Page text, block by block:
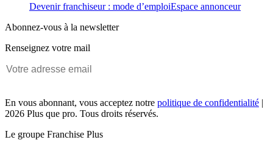
Devenir franchiseur : mode d’emploiEspace annonceur
Abonnez-vous à la newsletter
Renseignez votre mail
En vous abonnant, vous acceptez notre politique de confidentialité |
2026 Plus que pro. Tous droits réservés.
Le groupe Franchise Plus